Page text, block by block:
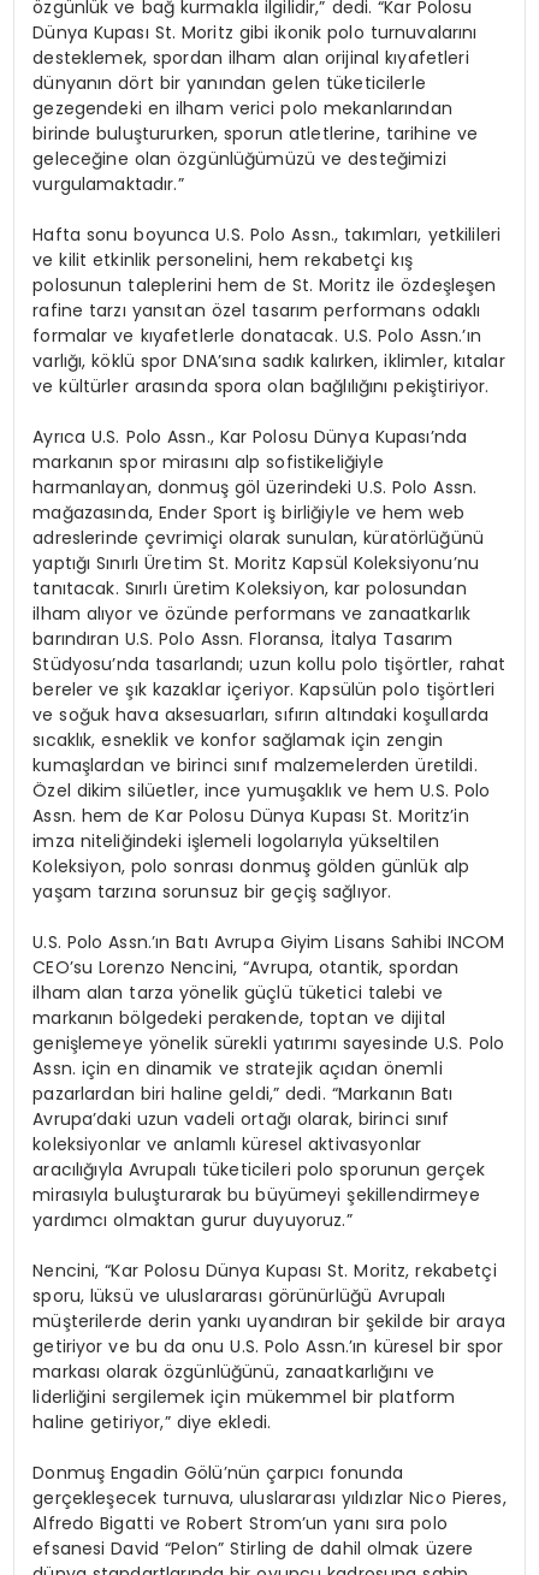
özgünlük ve bağ kurmakla ilgilidir,” dedi. “Kar Polosu
Dünya Kupası St. Moritz gibi ikonik polo turnuvalarını
desteklemek, spordan ilham alan orijinal kıyafetleri
dünyanın dört bir yanından gelen tüketicilerle
gezegendeki en ilham verici polo mekanlarından
birinde buluştururken, sporun atletlerine, tarihine ve
geleceğine olan özgünlüğümüzü ve desteğimizi
vurgulamaktadır.”
Hafta sonu boyunca U.S. Polo Assn., takımları, yetkilileri
ve kilit etkinlik personelini, hem rekabetçi kış
polosunun taleplerini hem de St. Moritz ile özdeşleşen
rafine tarzı yansıtan özel tasarım performans odaklı
formalar ve kıyafetlerle donatacak. U.S. Polo Assn.’ın
varlığı, köklü spor DNA’sına sadık kalırken, iklimler, kıtalar
ve kültürler arasında spora olan bağlılığını pekiştiriyor.
Ayrıca U.S. Polo Assn., Kar Polosu Dünya Kupası’nda
markanın spor mirasını alp sofistikeliğiyle
harmanlayan, donmuş göl üzerindeki U.S. Polo Assn.
mağazasında, Ender Sport iş birliğiyle ve hem web
adreslerinde çevrimiçi olarak sunulan, küratörlüğünü
yaptığı Sınırlı Üretim St. Moritz Kapsül Koleksiyonu’nu
tanıtacak. Sınırlı üretim Koleksiyon, kar polosundan
ilham alıyor ve özünde performans ve zanaatkarlık
barındıran U.S. Polo Assn. Floransa, İtalya Tasarım
Stüdyosu’nda tasarlandı; uzun kollu polo tişörtler, rahat
bereler ve şık kazaklar içeriyor. Kapsülün polo tişörtleri
ve soğuk hava aksesuarları, sıfırın altındaki koşullarda
sıcaklık, esneklik ve konfor sağlamak için zengin
kumaşlardan ve birinci sınıf malzemelerden üretildi.
Özel dikim silüetler, ince yumuşaklık ve hem U.S. Polo
Assn. hem de Kar Polosu Dünya Kupası St. Moritz’in
imza niteliğindeki işlemeli logolarıyla yükseltilen
Koleksiyon, polo sonrası donmuş gölden günlük alp
yaşam tarzına sorunsuz bir geçiş sağlıyor.
U.S. Polo Assn.’ın Batı Avrupa Giyim Lisans Sahibi INCOM
CEO’su Lorenzo Nencini, “Avrupa, otantik, spordan
ilham alan tarza yönelik güçlü tüketici talebi ve
markanın bölgedeki perakende, toptan ve dijital
genişlemeye yönelik sürekli yatırımı sayesinde U.S. Polo
Assn. için en dinamik ve stratejik açıdan önemli
pazarlardan biri haline geldi,” dedi. “Markanın Batı
Avrupa’daki uzun vadeli ortağı olarak, birinci sınıf
koleksiyonlar ve anlamlı küresel aktivasyonlar
aracılığıyla Avrupalı tüketicileri polo sporunun gerçek
mirasıyla buluşturarak bu büyümeyi şekillendirmeye
yardımcı olmaktan gurur duyuyoruz.”
Nencini, “Kar Polosu Dünya Kupası St. Moritz, rekabetçi
sporu, lüksü ve uluslararası görünürlüğü Avrupalı
müşterilerde derin yankı uyandıran bir şekilde bir araya
getiriyor ve bu da onu U.S. Polo Assn.’ın küresel bir spor
markası olarak özgünlüğünü, zanaatkarlığını ve
liderliğini sergilemek için mükemmel bir platform
haline getiriyor,” diye ekledi.
Donmuş Engadin Gölü’nün çarpıcı fonunda
gerçekleşecek turnuva, uluslararası yıldızlar Nico Pieres,
Alfredo Bigatti ve Robert Strom’un yanı sıra polo
efsanesi David “Pelon” Stirling de dahil olmak üzere